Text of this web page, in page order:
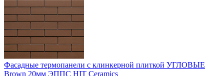
Фасадные термопанели с клинкерной плиткой УГЛОВЫЕ
Brown 20мм ЭППС HIT Ceramics